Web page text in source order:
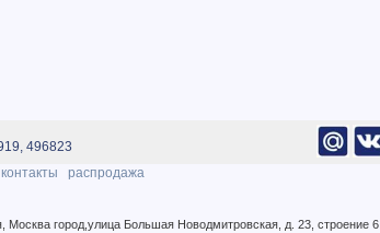
496823
контакты распродажа
Москва город улица Большая Новодмитровская, д. 23, строение 6